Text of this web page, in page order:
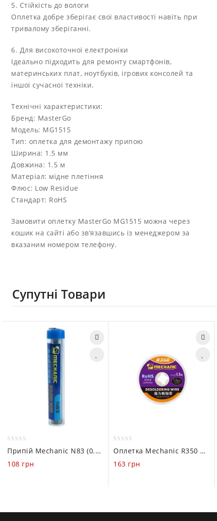
5. Стійкість до вологи
Оплетка добре зберігає свої властивості навіть при
тривалому зберіганні.
6. Для високоточної електроніки
Ідеально підходить для ремонту смартфонів,
материнських плат, ноутбуків, ігрових консолей та
іншої сучасної техніки.
Технічні характеристики:
Бренд: MasterGo
Модель: MG1515
Тип: оплетка для демонтажу припою
Ширина: 1.5 мм
Довжина: 1.5 м
Матеріал: мідне плетіння
Флюс: Low Residue
Стандарт: RoHS
Замовити оплетку MasterGo MG1515 можна через
кошик на сайті або зв’язавшись із менеджером за
вказаним номером телефону.
Супутні Товари
out
of
Припій Mechanic N83 (0.8мм, 25г)
108 грн
out
of
Оплетка Mechanic R350 1015 (1mm / 1.5m)
163 грн